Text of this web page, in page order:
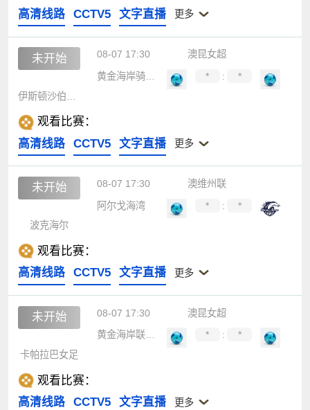
高清线路
CCTV5 文字直播 更多
未开始 08-07 17:30
澳昆女超
黄金海岸骑士女足
* :
*
观看比赛：
高清线路
CCTV5 文字直播 更多
未开始 08-07 17:30
澳维州联
阿尔戈海湾
* :
*
波克海尔
观看比赛：
高清线路
CCTV5 文字直播 更多
未开始 08-07 17:30
澳昆女超
黄金海岸联女足
* :
*
卡帕拉巴女足
观看比赛：
高清线路
CCTV5 文字直播 更多